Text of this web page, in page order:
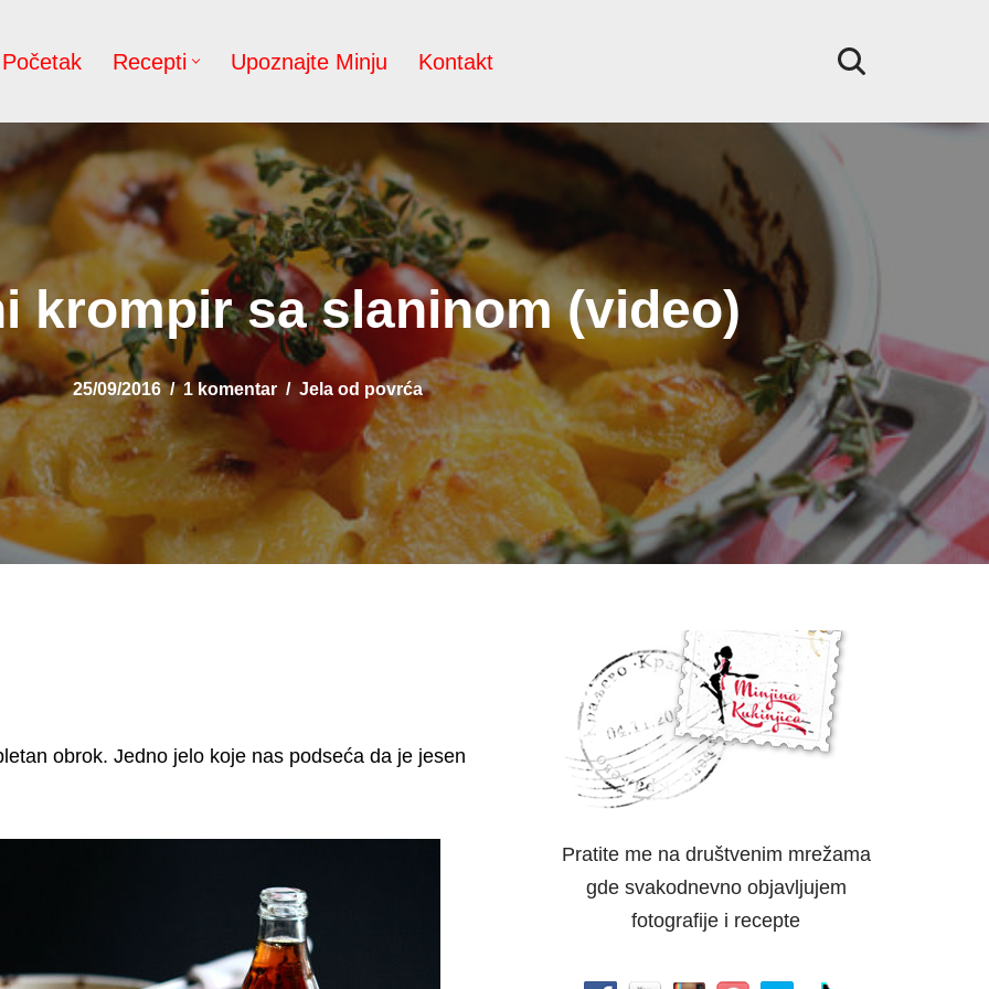
Početak Recepti Upoznajte Minju Kontakt
krompir sa slaninom (video)
25/09/2016 1 komentar Jela od povrća
obrok. Jedno jelo koje nas podseća da je jesen
Pratite me na društvenim mrežama
gde svakodnevno objavljujem
fotografije i recepte